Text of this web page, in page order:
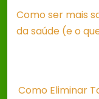
Como ser mais
da saúde (e o
Como Eliminar